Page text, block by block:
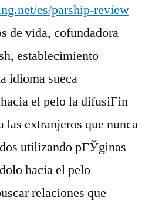
es/parship-review
de vida, cofundadora
establecimiento
idioma sueca
el pelo la difusiГіn
las extranjeros que nunca
utilizando pГЎginas
hacia el pelo
relaciones que